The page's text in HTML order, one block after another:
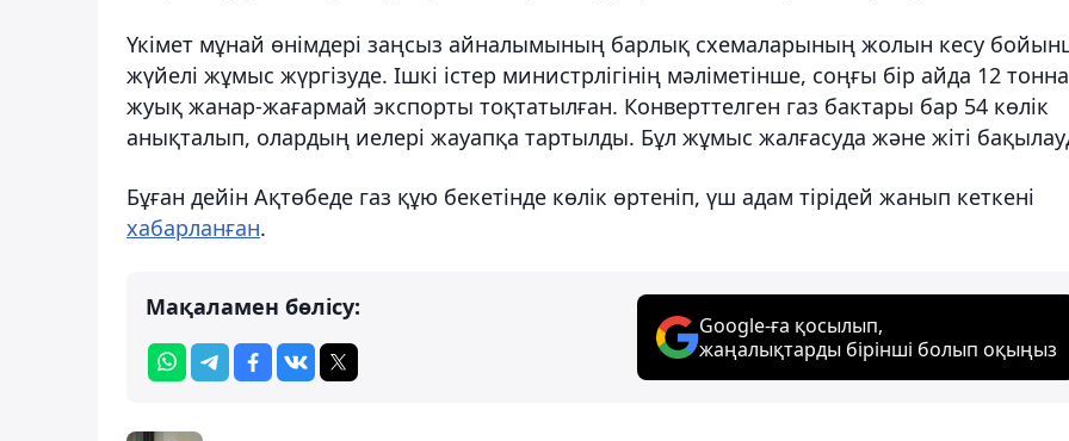
Үкімет мұнай өнімдері заңсыз айналымының барлық схемаларының жолын кесу
жүйелі жұмыс жүргізуде. Ішкі істер министрлігінің мәліметінше, соңғы бір айда 12
жуық жанар-жағармай экспорты тоқтатылған. Конверттелген газ бактары бар 54 көлік
анықталып, олардың иелері жауапқа тартылды. Бұл жұмыс жалғасуда және жіті
Бұған дейін Ақтөбеде газ құю бекетінде көлік өртеніп, үш адам тірідей жанып кеткені
хабарланған.
Мақаламен бөлісу:
Google-ға қосылып,
жаңалықтарды бірінші болып оқыңыз